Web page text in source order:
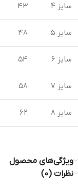
سایز 4 ۴۳
سایز 5 ۴۸
سایز 6 ۵۴
سایز 7 ۵۸
سایز 8 ۶۲
ویژگی‌های محصول
نظرات (0)